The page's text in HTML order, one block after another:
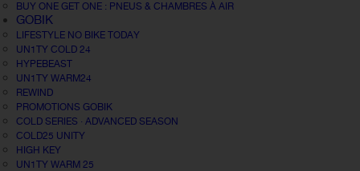
BUY ONE GET ONE : PNEUS & CHAMBRES À AIR
GOBIK
LIFESTYLE NO BIKE TODAY
UN1TY COLD 24
HYPEBEAST
UN1TY WARM24
REWIND
PROMOTIONS GOBIK
COLD SERIES · ADVANCED SEASON
COLD25 UNITY
HIGH KEY
UN1TY WARM 25